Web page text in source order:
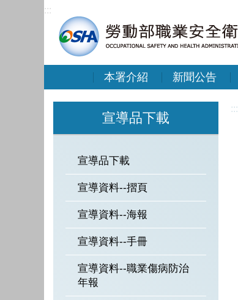
:::
本署介紹 新聞公告
宣導品下載
宣導品下載
宣導資料--摺頁
宣導資料--海報
宣導資料--手冊
宣導資料--職業傷病防治
年報
:::